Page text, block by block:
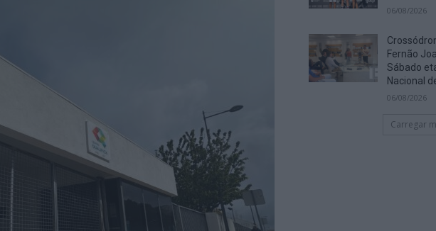
06/08/2026
Fernão
Sábado
Nacional
06/08/2026
Carregar